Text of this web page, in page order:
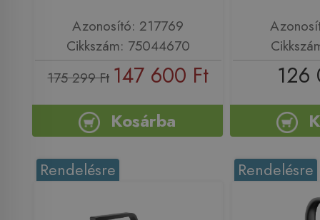
Azonosító: 217769
Cikkszám: 75044670
175 299 Ft 147 600 Ft
Kosárba
126
Rendelésre Rendelésre